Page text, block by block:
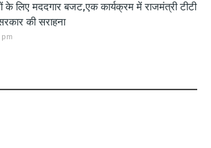
के लिए मददगार बजट,एक कार्यक्रम में राजमंत्री टीटी
की सराहना
pm